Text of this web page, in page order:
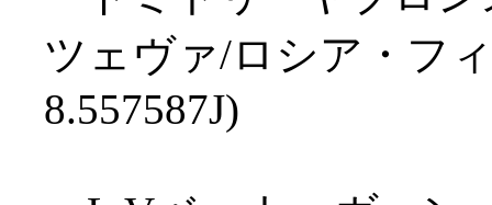
ツェヴァ/ロシア・フ
8.557587J)